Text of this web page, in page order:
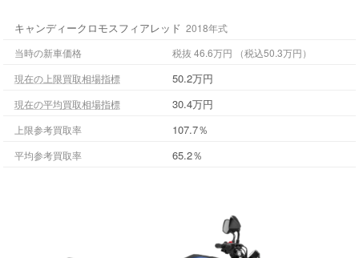
キャンディークロモスフィアレッド 2018年式
当時の新車価格
税抜 46.6万円 （税込50.3万円）
現在の上限買取相場指標
50.2万円
現在の平均買取相場指標 30.4万円
上限参考買取率 107.7％
平均参考買取率 65.2％